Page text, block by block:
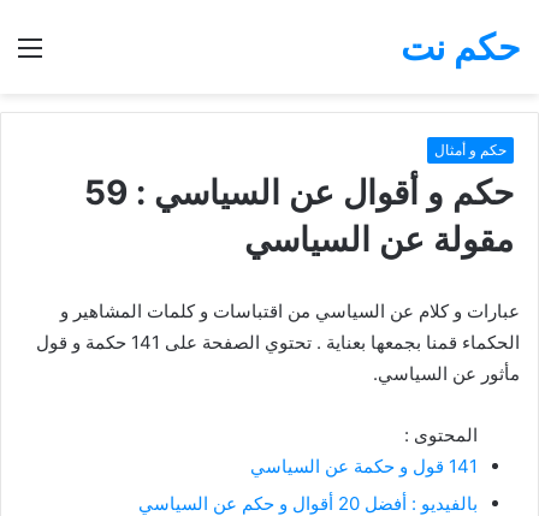
بحث
حكم نت
حكم و أمثال
حكم و أقوال عن السياسي : 59
مقولة عن السياسي
عبارات و كلام عن السياسي من اقتباسات و كلمات المشاهير و
الحكماء قمنا بجمعها بعناية . تحتوي الصفحة على 141 حكمة و قول
مأثور عن السياسي.
المحتوى :
141 قول و حكمة عن السياسي
بالفيديو : أفضل 20 أقوال و حكم عن السياسي